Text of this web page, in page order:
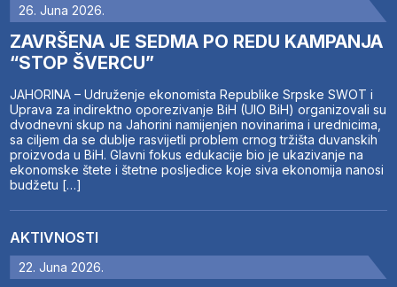
26. Juna 2026.
ZAVRŠENA JE SEDMA PO REDU KAMPANJA
“STOP ŠVERCU”
JAHORINA – Udruženje ekonomista Republike Srpske SWOT i
Uprava za indirektno oporezivanje BiH (UIO BiH) organizovali su
dvodnevni skup na Jahorini namijenjen novinarima i urednicima,
sa ciljem da se dublje rasvijetli problem crnog tržišta duvanskih
proizvoda u BiH. Glavni fokus edukacije bio je ukazivanje na
ekonomske štete i štetne posljedice koje siva ekonomija nanosi
budžetu […]
AKTIVNOSTI
22. Juna 2026.